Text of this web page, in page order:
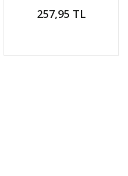
257,95 TL